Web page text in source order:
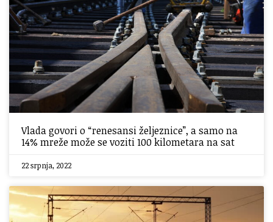
Vlada govori o “renesansi željeznice”, a samo na
14% mreže može se voziti 100 kilometara na sat
22 srpnja, 2022